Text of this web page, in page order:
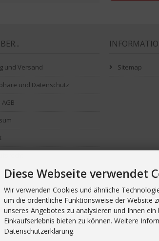
und Versand
und Datenschutz
widerrufen
Einstellungen
Sitemap
Diese Webseite verwendet
Wir verwenden Cookies und ähnliche
um die ordentliche Funktionsweise der Website
unseres Angebotes zu analysieren und Ihnen ein
Einkaufserlebnis bieten zu können. Weitere
Datenschutzerklärung.